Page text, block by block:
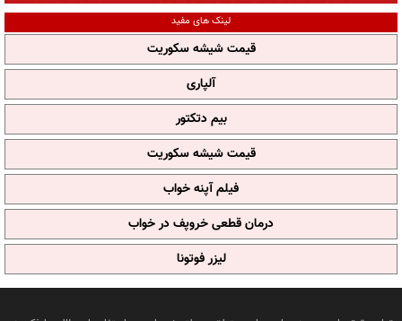
لینک های مفید
قیمت شیشه سکوریت
آلپاری
بیم دتکتور
قیمت شیشه سکوریت
فیلم آپنه خواب
درمان قطعی خروپف در خواب
لیزر فوتونا